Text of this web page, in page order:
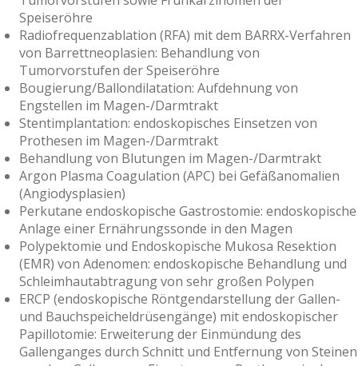
Speiseröhre
Radiofrequenzablation (RFA) mit dem BARRX-Verfahren
von Barrettneoplasien: Behandlung von
Tumorvorstufen der Speiseröhre
Bougierung/Ballondilatation: Aufdehnung von
Engstellen im Magen-/Darmtrakt
Stentimplantation: endoskopisches Einsetzen von
Prothesen im Magen-/Darmtrakt
Behandlung von Blutungen im Magen-/Darmtrakt
Argon Plasma Coagulation (APC) bei Gefäßanomalien
(Angiodysplasien)
Perkutane endoskopische Gastrostomie: endoskopische
Anlage einer Ernährungssonde in den Magen
Polypektomie und Endoskopische Mukosa Resektion
(EMR) von Adenomen: endoskopische Behandlung und
Schleimhautabtragung von sehr großen Polypen
ERCP (endoskopische Röntgendarstellung der Gallen-
und Bauchspeicheldrüsengänge) mit endoskopischer
Papillotomie: Erweiterung der Einmündung des
Gallenganges durch Schnitt und Entfernung von Steinen